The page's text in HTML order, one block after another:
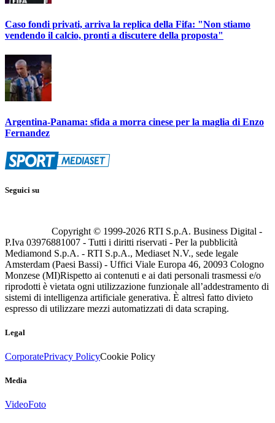
Caso fondi privati, arriva la replica della Fifa: "Non stiamo
vendendo il calcio, pronti a discutere della proposta"
Argentina-Panama: sfida a morra cinese per la maglia di Enzo
Fernandez
Seguici su
Copyright © 1999-2026 RTI S.p.A. Business Digital -
P.Iva 03976881007 - Tutti i diritti riservati - Per la pubblicità
Mediamond S.p.A. - RTI S.p.A., Mediaset N.V., sede legale
Amsterdam (Paesi Bassi) - Uffici Viale Europa 46, 20093 Cologno
Monzese (MI)Rispetto ai contenuti e ai dati personali trasmessi e/o
riprodotti è vietata ogni utilizzazione funzionale all’addestramento di
sistemi di intelligenza artificiale generativa. È altresì fatto divieto
espresso di utilizzare mezzi automatizzati di data scraping.
Legal
CorporatePrivacy PolicyCookie Policy
Media
VideoFoto